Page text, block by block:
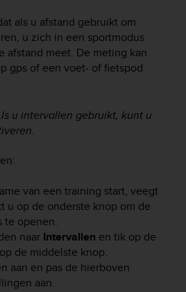
als u afstand gebruikt om
u zich in een sportmodus
afstand meet. De meting kan
gps of een voet- of fietspod
u intervallen gebruikt, kunt u
van een training start, veegt
u op de onderste knop om de
te openen.
naar Intervallen en tik op de
de middelste knop.
aan en pas de hierboven
aan.